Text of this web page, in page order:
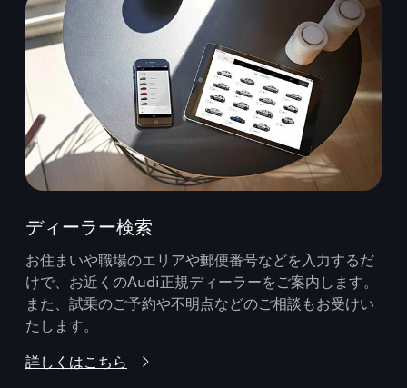
ディーラー検索
お住まいや職場のエリアや郵便番号などを入力するだ
けで、お近くのAudi正規ディーラーをご案内します。
また、試乗のご予約や不明点などのご相談もお受けい
たします。
詳しくはこちら